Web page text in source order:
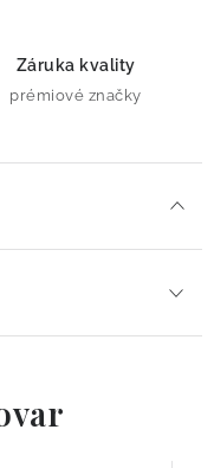
Záruka kvality
prémiové značky